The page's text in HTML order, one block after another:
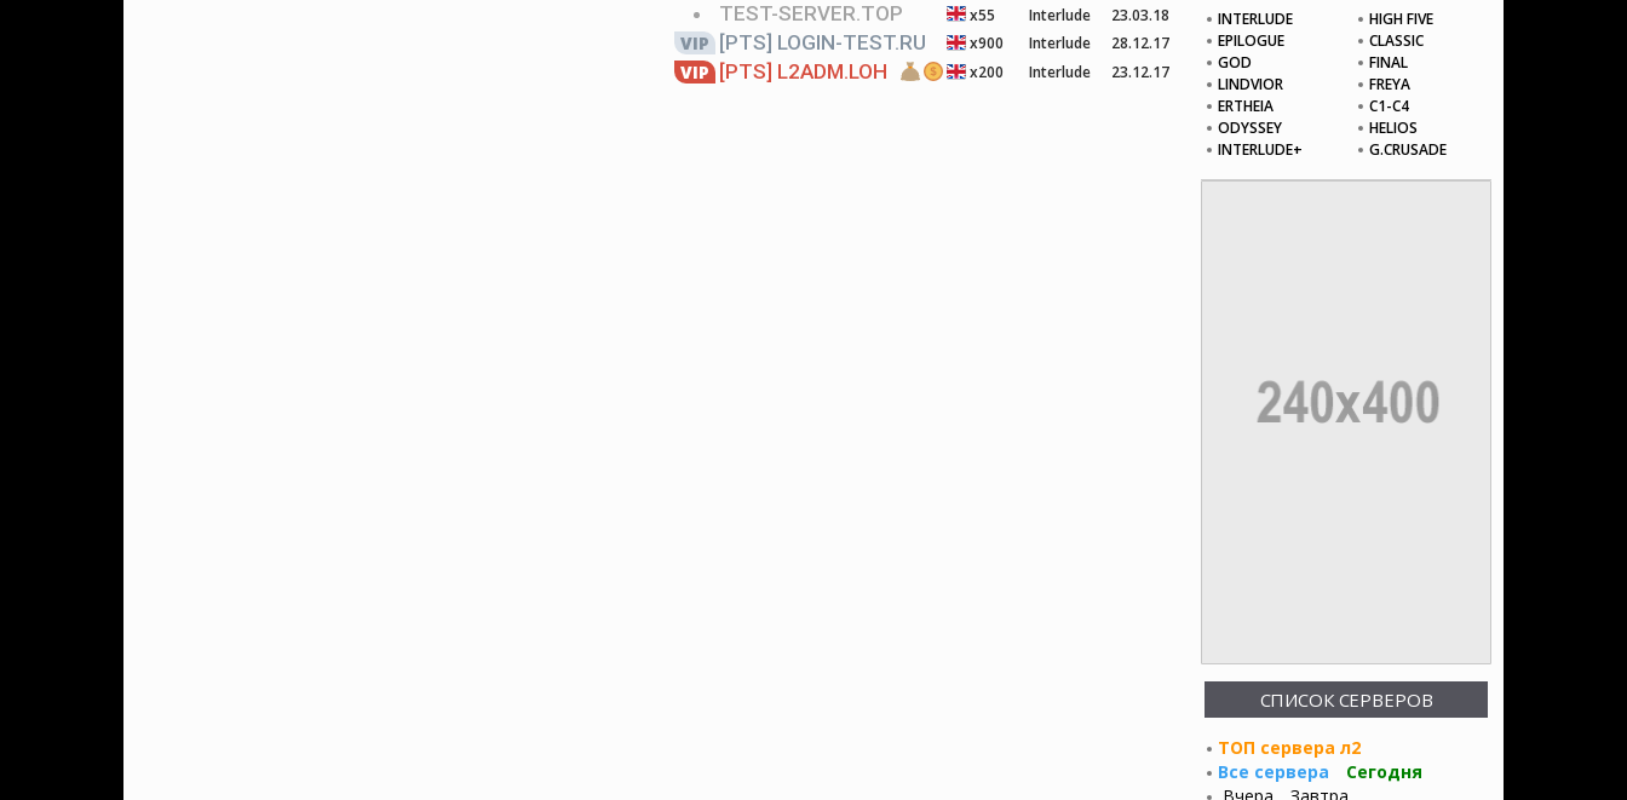
TEST-SERVER.TOP x55 Interlude 23.03.18
VIP [PTS] LOGIN-TEST.RU x900 Interlude 28.12.17
VIP [PTS] L2ADM.LOH x200 Interlude 23.12.17
INTERLUDE
HIGH FIVE
EPILOGUE
CLASSIC
GOD
FINAL
LINDVIOR
FREYA
ERTHEIA
C1-C4
ODYSSEY
HELIOS
INTERLUDE+
G.CRUSADE
СПИСОК СЕРВЕРОВ
ТОП сервера л2
Все сервера
Сегодня